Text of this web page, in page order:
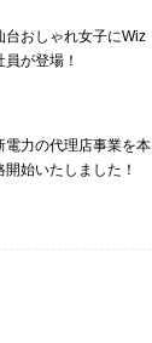
台おしゃれ女子にWiz
員が登場！
電力の代理店事業を本
開始いたしました！